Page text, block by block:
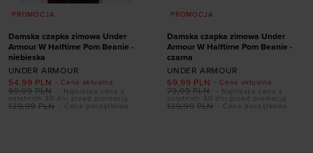
PROMOCJA
Damska czapka zimowa Under
Armour W Halftime Pom Beanie -
niebieska
UNDER ARMOUR
- Cena aktualna
54,99 PLN
- Cena początkowa
139,99 PLN
69,99 PLN
- Najniższa cena z
ostatnich 30 dni przed promocją
PROMOCJA
Damska czapka zimowa Under
Armour W Halftime Pom Beanie -
czarna
UNDER ARMOUR
- Cena aktualna
69,99 PLN
- Cena początkowa
139,99 PLN
79,99 PLN
- Najniższa cena z
ostatnich 30 dni przed promocją